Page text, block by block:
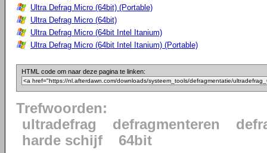
Ultra Defrag Micro (64bit) (Portable)
Ultra Defrag Micro (64bit)
Ultra Defrag Micro (64bit Intel Itanium)
Ultra Defrag Micro (64bit Intel Itanium) (Portable)
HTML code om naar deze pagina te linken:
Trefwoorden:
ultradefrag
defragmenteren
harde schijf
64bit